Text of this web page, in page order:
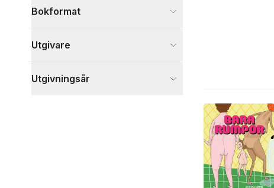
Bokformat
Utgivare
Utgivningsår